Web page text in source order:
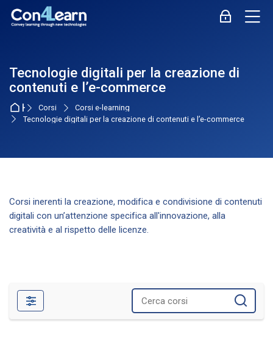
Skip to navigation
Skip to login form
Vai al contenuto principale
Skip to accessibility options
Skip to footer
Skip accessibility options
Login
Tecnologie digitali per la creazione di
contenuti e l’e-commerce
Home
Corsi
Corsi e-learning
Tecnologie digitali per la creazione di contenuti e l’e-commerce
Corsi inerenti la creazione, modifica e condivisione di contenuti
digitali con un’attenzione specifica all'innovazione, alla
creatività e al rispetto delle licenze.
Filtri